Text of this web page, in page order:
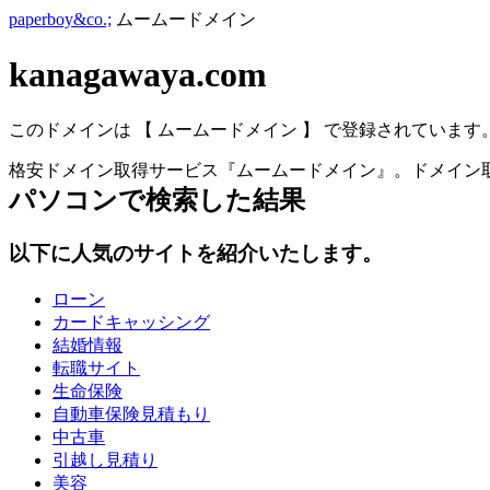
paperboy&co.; ムームードメイン
kanagawaya.com
このドメインは 【 ムームードメイン 】 で登録されています。
格安ドメイン取得サービス『ムームードメイン』。ドメイン
パソコンで検索した結果
以下に人気のサイトを紹介いたします。
ローン
カードキャッシング
結婚情報
転職サイト
生命保険
自動車保険見積もり
中古車
引越し見積り
美容